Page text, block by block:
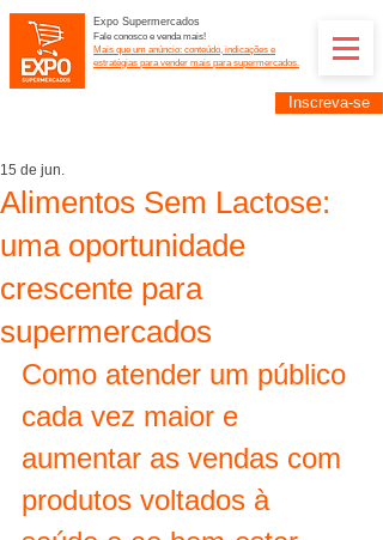
Expo Supermercados
Fale conosco e venda mais!
Mais que um anúncio: conteúdo, indicações e
estratégias para vender mais para supermercados.
Inscreva-se
Alimentos Sem Lactose:
uma oportunidade
crescente para
supermercados
15 de jun.
Como atender um público
cada vez maior e
aumentar as vendas com
produtos voltados à